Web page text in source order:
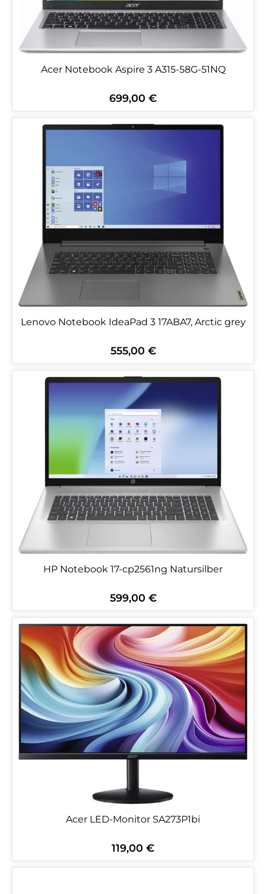
Acer Notebook Aspire 3 A315-58G-51NQ
Regulärer Preis:
699,00 €
Lenovo Notebook IdeaPad 3 17ABA7, Arctic grey
Regulärer Preis:
555,00 €
HP Notebook 17-cp2561ng Natursilber
Regulärer Preis:
599,00 €
Acer LED-Monitor SA273P1bi
Regulärer Preis:
119,00 €